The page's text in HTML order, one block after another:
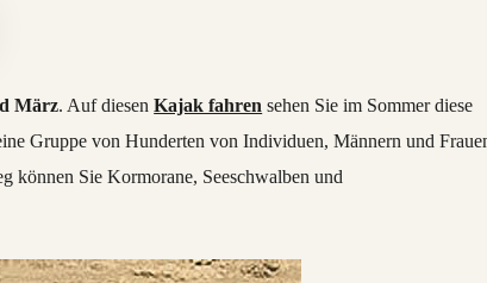
März. Auf diesenKajak fahren sehen Sie im Sommer diese
Gruppe von Hunderten von Individuen, Männern und
können Sie Kormorane, Seeschwalben und